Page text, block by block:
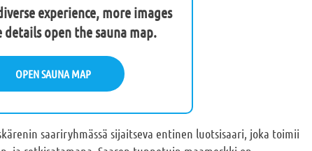
experience, more images
details open the sauna map.
OPEN SAUNA MAP
saariryhmässä sijaitseva entinen luotsisaari, joka toimii